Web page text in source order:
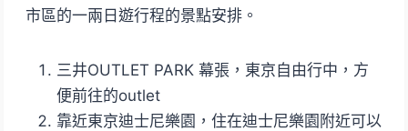
市區的一兩日遊行程的景點安排。
三井OUTLET PARK 幕張，東京自由行中，方
便前往的outlet
靠近東京迪士尼樂園，住在迪士尼樂園附近可以